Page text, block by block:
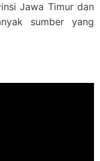
Jawa Timur dan
sumber yang